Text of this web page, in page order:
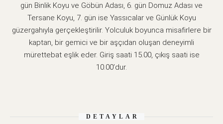
gün Binlik Koyu ve Göbün Adası, 6. gün Domuz Adası ve
Tersane Koyu, 7. gün ise Yassıcalar ve Günlük Koyu
güzergahıyla gerçekleştirilir. Yolculuk boyunca misafirlere bir
kaptan, bir gemici ve bir aşçıdan oluşan deneyimli
mürettebat eşlik eder. Giriş saati 15.00, çıkış saati ise
10.00’dur.
DETAYLAR